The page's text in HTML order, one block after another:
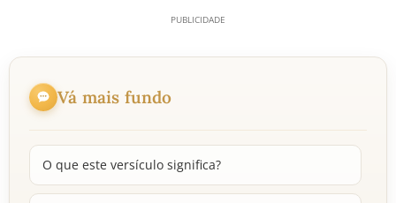
Vá mais fundo
O que este versículo significa?